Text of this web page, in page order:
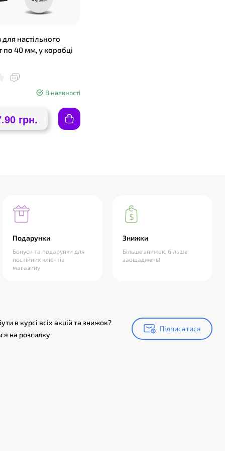
для настільного
по 40 мм, у коробці
В наявності
грн.
Подарунки
Бонуси та подарунки для
постійних клієнтів
магазину
Знижки
Більше знижок, більше
заощаджень!
в курсі всіх акцій та знижок?
на розсилку
Підписатися
Підписатися